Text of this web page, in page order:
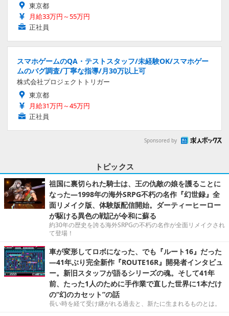
東京都
月給33万円～55万円
正社員
スマホゲームのQA・テストスタッフ/未経験OK/スマホゲー
ムのバグ調査/丁寧な指導/月30万以上可
株式会社プロジェクトトリガー
東京都
月給31万円～45万円
正社員
Sponsored by
トピックス
祖国に裏切られた騎士は、王の仇敵の娘を護ることに
なった―1998年の海外SRPG不朽の名作『幻世録』全
面リメイク版、体験版配信開始。ダーティーヒーロー
が駆ける異色の戦記が令和に蘇る
約30年の歴史を誇る海外SRPGの不朽の名作が全面リメイクされ
て登場！
車が変形してロボになった、でも『ルート16』だった
―41年ぶり完全新作『ROUTE16R』開発者インタビュ
ー。新旧スタッフが語るシリーズの魂。そして41年
前、たった1人のために手作業で直した世界に1本だけ
の“幻のカセット”の話
長い時を経て受け継がれる過去と、新たに生まれるものとは。